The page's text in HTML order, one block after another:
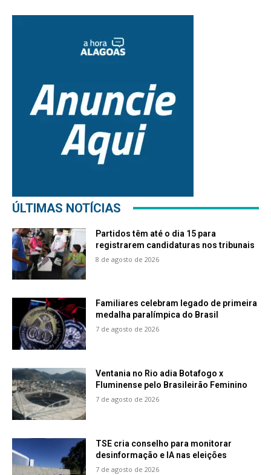
ÚLTIMAS NOTÍCIAS
Partidos têm até o dia 15 para
registrarem candidaturas nos tribunais
8 de agosto de 2026
Familiares celebram legado de primeira
medalha paralímpica do Brasil
7 de agosto de 2026
Ventania no Rio adia Botafogo x
Fluminense pelo Brasileirão Feminino
7 de agosto de 2026
TSE cria conselho para monitorar
desinformação e IA nas eleições
7 de agosto de 2026